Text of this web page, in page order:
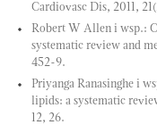
Cardiovasc Dis, 2011,
Robert W Allen i wsp.:
systematic review and
452-9.
Priyanga Ranasinghe i
lipids: a systematic
12, 26.